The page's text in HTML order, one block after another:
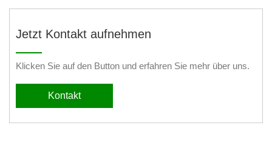
Jetzt Kontakt aufnehmen
Klicken Sie auf den Button und erfahren Sie mehr über uns.
Kontakt